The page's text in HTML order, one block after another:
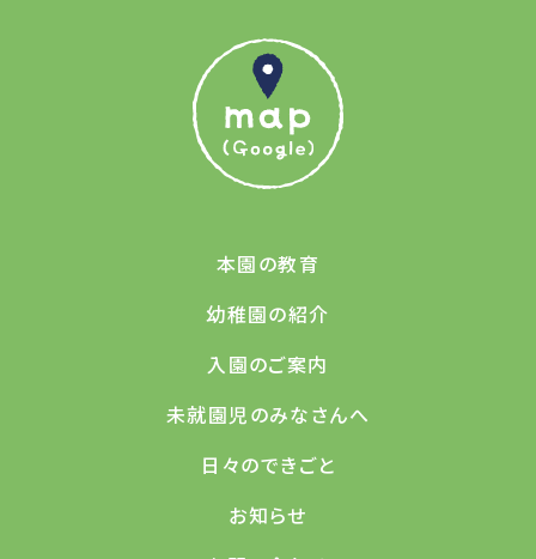
本園の教育
幼稚園の紹介
入園のご案内
未就園児のみなさんへ
日々のできごと
お知らせ